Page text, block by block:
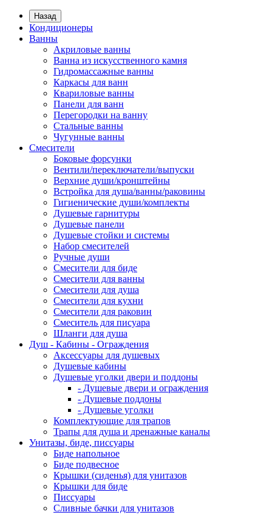
Назад
Кондиционеры
Ванны
Акриловые ванны
Ванна из искусственного камня
Гидромассажные ванны
Каркасы для ванн
Квариловые ванны
Панели для ванн
Перегородки на ванну
Стальные ванны
Чугунные ванны
Смесители
Боковые форсунки
Вентили/переключатели/выпуски
Верхние души/кронштейны
Встройка для душа/ванны/раковины
Гигиенические души/комплекты
Душевые гарнитуры
Душевые панели
Душевые стойки и системы
Набор смесителей
Ручные души
Смесители для биде
Смесители для ванны
Смесители для душа
Смесители для кухни
Смесители для раковин
Смеситель для писуара
Шланги для душа
Душ - Кабины - Ограждения
Аксессуары для душевых
Душевые кабины
Душевые уголки двери и поддоны
- Душевые двери и ограждения
- Душевые поддоны
- Душевые уголки
Комплектующие для трапов
Трапы для душа и дренажные каналы
Унитазы, биде, писсуары
Биде напольное
Биде подвесное
Крышки (сиденья) для унитазов
Крышки для биде
Писсуары
Сливные бачки для унитазов